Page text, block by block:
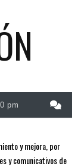
pm
y mejora, por
y comunicativos de